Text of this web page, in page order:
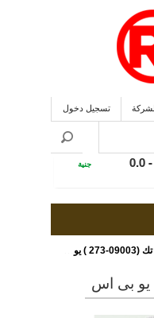
تسجيل دخول
جنية
) يو بى اس